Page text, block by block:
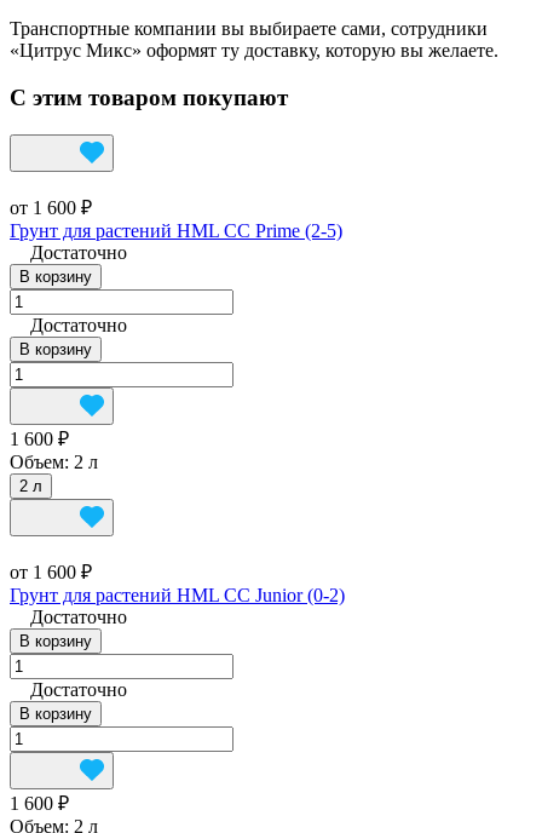
Транспортные компании вы выбираете сами, сотрудники
«Цитрус Микс» оформят ту доставку, которую вы желаете.
С этим товаром покупают
от 1 600 ₽
Грунт для растений HML CC Prime (2-5)
Достаточно
В корзину
Достаточно
В корзину
1 600 ₽
Объем: 2 л
2 л
от 1 600 ₽
Грунт для растений HML CC Junior (0-2)
Достаточно
В корзину
Достаточно
В корзину
1 600 ₽
Объем: 2 л